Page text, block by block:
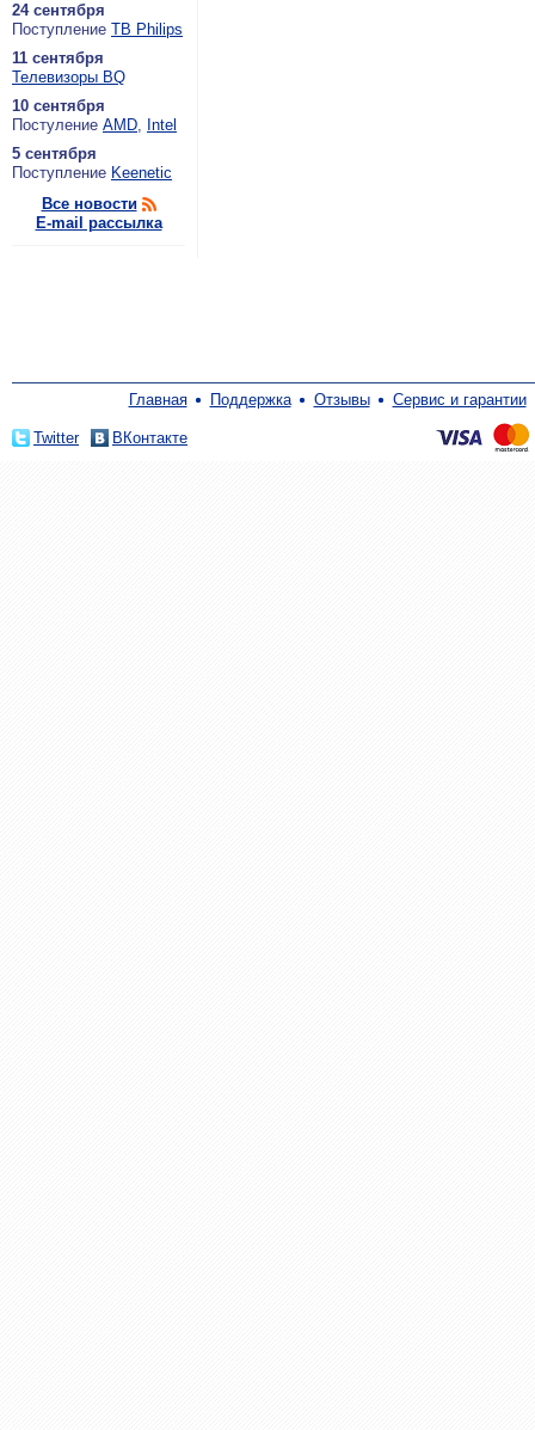
24 сентября
По­ступ­ле­ние ТВ Philips
11 сентября
Теле­ви­зо­ры BQ
10 сентября
По­сту­ле­ние AMD, Intel
5 сентября
По­ступ­ле­ние Keenetic
Все новости
E-mail рассылка
Главная Поддержка Отзывы Сервис и гарантии
Twitter ВКонтакте